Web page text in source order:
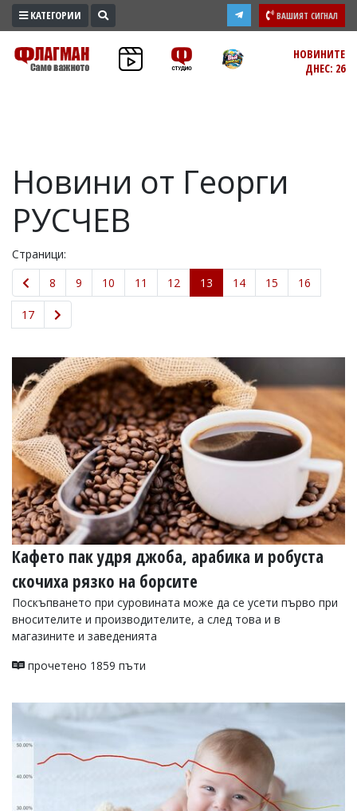
ПРОМО
ЗОНА
КУЛТУРА
ЗДРАВЕ
ПОЛИТИКА
ОБЩЕСТВО
ЛАЙФСТАЙЛ
ВОЙНАТА
УКРАЙНА
СПОРТ
РАЗСЛЕДВАНЕ
БИЗНЕС
ЮГ
Управители:
Веселин
Василев,
email:
v.vasilev@flagman.bg
Касабова,
еmail:k.kassabova@flagman.bg
Главен
Иван
Колев,
office@flagman.bg
под
статиите
се
от
КАТЕГОРИИ ВАШИЯТ СИГНАЛ
НОВИНИТЕ
ДНЕС: 26
Новини от Георги
РУСЧЕВ
Страници:
8
9 10 11 12 13 14 15 16
17
Кафето пак удря джоба, арабика и робуста
скочиха рязко на борсите
Поскъпването при суровината може да се усети първо при
вносителите и производителите, а след това и в
магазините и заведенията
прочетено 1859 пъти